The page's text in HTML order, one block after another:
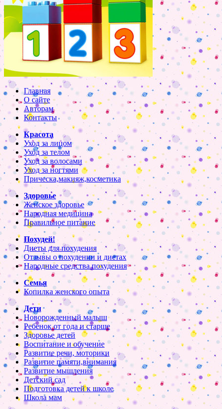
Главная
О сайте
Авторам
Контакты
Красота
Уход за лицом
Уход за телом
Уход за волосами
Уход за ногтями
Прическа,макияж,косметика
Здоровье
Женское здоровье
Народная медицина
Правильное питание
Похудей!
Диеты для похудения
Отзывы о похудении и диетах
Народные средства похудения
Семья
Копилка женского опыта
Дети
Новорожденный малыш
Ребенок от года и старше
Здоровье детей
Воспитание и обучение
Развитие речи, моторики
Развитие памяти,внимания
Развитие мышления
Детский сад
Подготовка детей к школе
Школа мам